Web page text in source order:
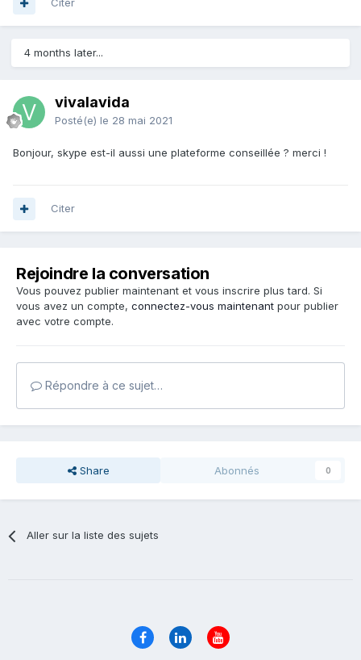
Citer
4 months later...
vivalavida
Posté(e) le 28 mai 2021
Bonjour, skype est-il aussi une plateforme conseillée ? merci !
Citer
Rejoindre la conversation
Vous pouvez publier maintenant et vous inscrire plus tard. Si
vous avez un compte, connectez-vous maintenant pour publier
avec votre compte.
Répondre à ce sujet…
Share Abonnés 0
Aller sur la liste des sujets